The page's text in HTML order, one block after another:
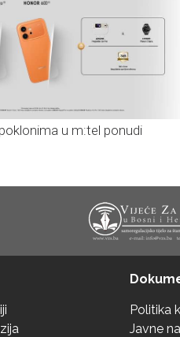
u m:tel ponudi
Politika
Javne